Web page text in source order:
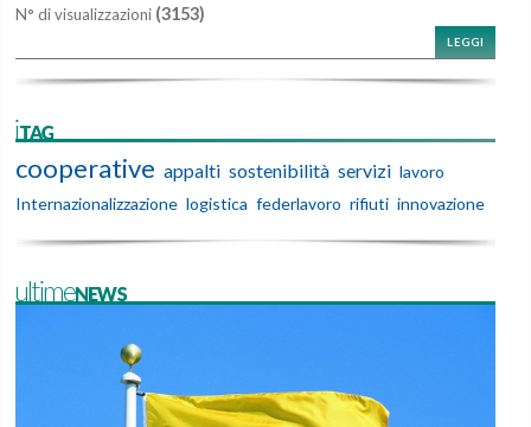
N° di visualizzazioni (3153)
LEGGI
iTAG
cooperative appalti sostenibilità servizi lavoro
Internazionalizzazione logistica federlavoro rifiuti innovazione
ultimeNEWS